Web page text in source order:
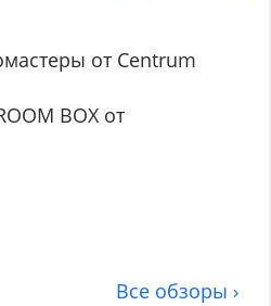
от Centrum
BOX от
Все обзоры ›